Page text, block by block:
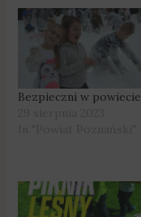
Bezpieczni w powiecie